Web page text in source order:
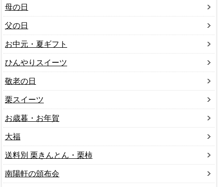
母の日
父の日
お中元・夏ギフト
ひんやりスイーツ
敬老の日
栗スイーツ
お歳暮・お年賀
大福
送料別 栗きんとん・栗柿
南陽軒の頒布会